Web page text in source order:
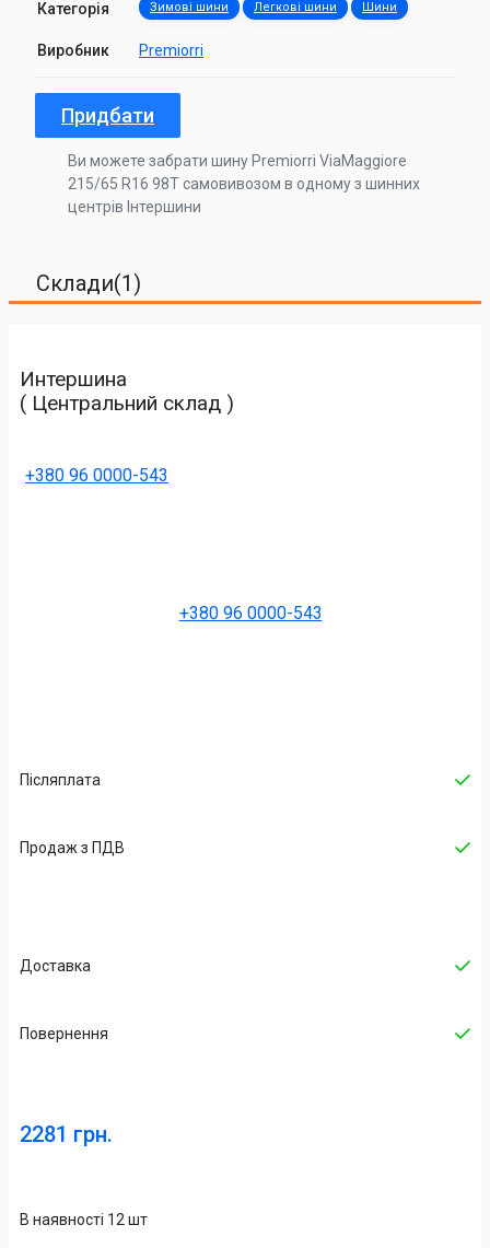
Категорія Зимові шини Легкові шини Шини
Виробник Premiorri
Придбати
Ви можете забрати шину Premiorri ViaMaggiore
215/65 R16 98T самовивозом в одному з шинних
центрів Інтершини
Склади(1)
Интершина
( Центральний склад )
+380 96 0000-543
+380 96 0000-543
Післяплата
Продаж з ПДВ
Доставка
Повернення
2281 грн.
В наявності 12 шт